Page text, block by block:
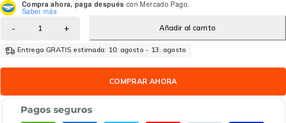
Compra ahora, paga después con Mercado Pago.
Saber más
Añadir al carrito
Entrega GRATIS estimada: 10. agosto - 13. agosto
COMPRAR AHORA